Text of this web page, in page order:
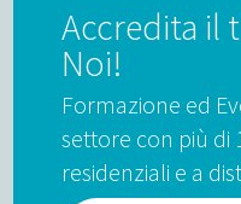
Accredita il
Noi!
Formazione ed
settore con più di
residenziali e a